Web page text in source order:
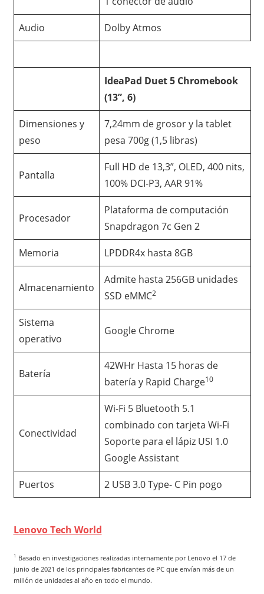
Audio Dolby Atmos
IdeaPad Duet 5 Chromebook
(13”, 6)
Dimensiones y
peso
7,24mm de grosor y la tablet
pesa 700g (1,5 libras)
Pantalla
Full HD de 13,3”, OLED, 400 nits,
100% DCI-P3, AAR 91%
Procesador
Plataforma de computación
Snapdragon 7c Gen 2
Memoria LPDDR4x hasta 8GB
Almacenamiento
Admite hasta 256GB unidades
SSD eMMC2
Sistema
operativo
Google Chrome
Batería
42WHr Hasta 15 horas de
batería y Rapid Charge10
Conectividad
Wi-Fi 5 Bluetooth 5.1
combinado con tarjeta Wi-Fi
Soporte para el lápiz USI 1.0
Google Assistant
Puertos 2 USB 3.0 Type- C Pin pogo
Lenovo Tech World
1 Basado en investigaciones realizadas internamente por Lenovo el 17 de
junio de 2021 de los principales fabricantes de PC que envían más de un
millón de unidades al año en todo el mundo.